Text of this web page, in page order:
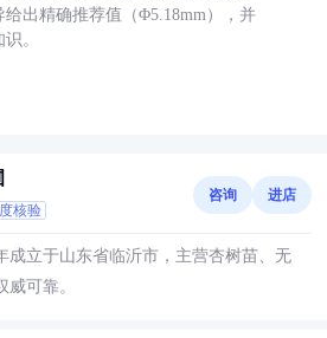
给出精确推荐值（Φ5.18mm），并
。
核验
咨询 进店
成立于山东省临沂市，主营杏树苗、无
可靠。